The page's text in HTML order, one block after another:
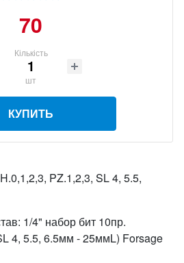
70
Кількість
шт
КУПИТЬ
PZ.1,2,3, SL 4, 5.5,
1/4" набор бит 10пр.
4, 5.5, 6.5мм - 25ммL) Forsage